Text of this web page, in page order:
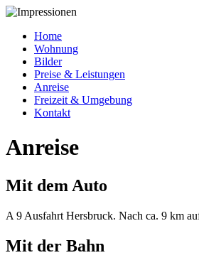
Home
Wohnung
Bilder
Preise & Leistungen
Anreise
Freizeit & Umgebung
Kontakt
Anreise
Mit dem Auto
A 9 Ausfahrt Hersbruck. Nach ca. 9 km
Mit der Bahn